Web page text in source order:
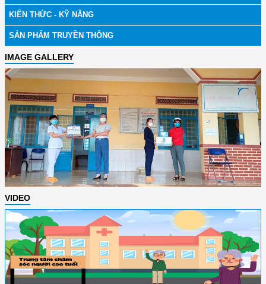
KIẾN THỨC - KỸ NĂNG
SẢN PHẨM TRUYỀN THÔNG
IMAGE GALLERY
VIDEO